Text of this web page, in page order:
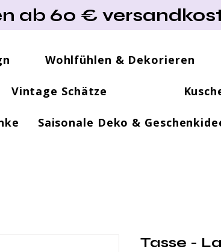
ab 60 €
Wohlfühlen & Dekorieren
Vintage Schätze
Saisonale Deko &
Tasse -